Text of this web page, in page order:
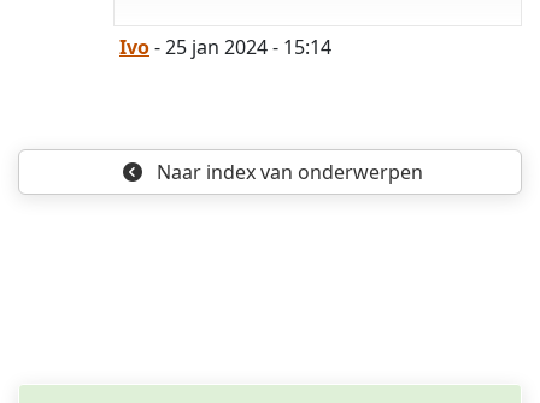
Ivo- 25 jan 2024 - 15:14
Naar indexvan onderwerpen